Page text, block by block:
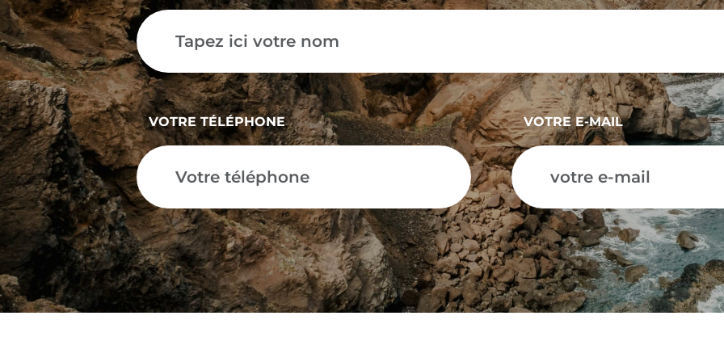
VOTRE TÉLÉPHONE VOTRE E-MAIL